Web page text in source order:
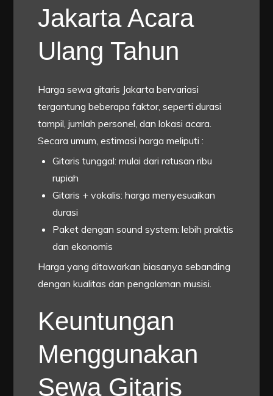
Jakarta Acara
Ulang Tahun
Harga sewa gitaris Jakarta bervariasi
tergantung beberapa faktor, seperti durasi
tampil, jumlah personel, dan lokasi acara.
Secara umum, estimasi harga meliputi :
Gitaris tunggal: mulai dari ratusan ribu
rupiah
Gitaris + vokalis: harga menyesuaikan
durasi
Paket dengan sound system: lebih praktis
dan ekonomis
Harga yang ditawarkan biasanya sebanding
dengan kualitas dan pengalaman musisi.
Keuntungan
Menggunakan
Sewa Gitaris